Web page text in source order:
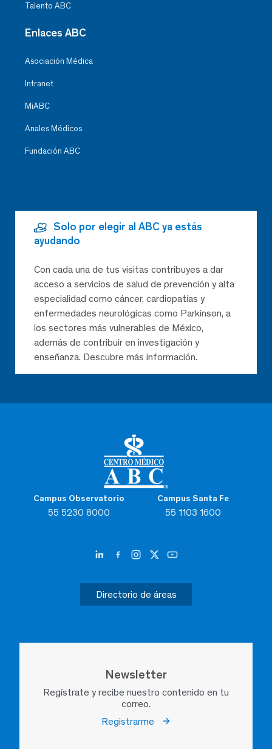
Campus Observatorio
55 5230 8000
Campus Santa Fe
55 1103 1600
Directorio de áreas
Newsletter
Regístrate y recibe nuestro contenido en tu
correo.
Registrarme
Talento ABC
Enlaces ABC
Asociación Médica
Intranet
MiABC
Anales Médicos
Fundación ABC
Solo por elegir al ABC ya estás
ayudando
Con cada una de tus visitas contribuyes a dar
acceso a servicios de salud de prevención y alta
especialidad como cáncer, cardiopatías y
enfermedades neurológicas como Parkinson, a
los sectores más vulnerables de México,
además de contribuir en investigación y
enseñanza. Descubre más información.